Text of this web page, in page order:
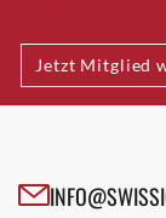
Bäretswil
Bülach
Cazis
Crissier
Jetzt Mitglied